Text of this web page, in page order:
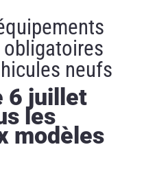
neufs
6 juillet
les
modèles